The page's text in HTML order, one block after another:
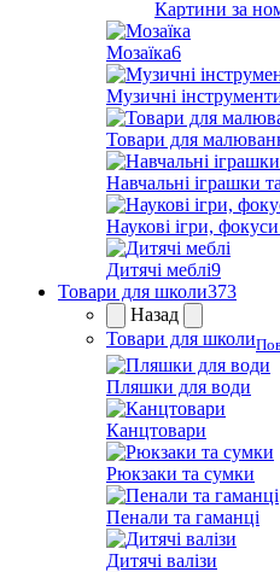
Картини за
Мозаїка6
Музичні
Товари для
Навчальні іграшки
Наукові ігри,
Дитячі меблі9
Товари для школи373
Назад
Товари для школи
Пляшки для води
Канцтовари
Рюкзаки та сумки
Пенали та гаманці
Дитячі валізи